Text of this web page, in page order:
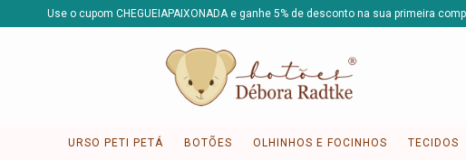
Use o cupom CHEGUEIAPAIXONADA e ganhe 5% de desconto na sua primeira
URSO PETI PETÁ BOTÕES OLHINHOS E FOCINHOS TECIDOS